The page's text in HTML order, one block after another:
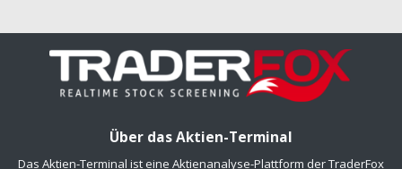
Über das Aktien-Terminal
Das Aktien-Terminal ist eine Aktienanalyse-Plattform der TraderFox